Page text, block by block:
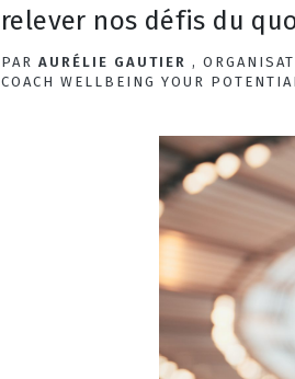
relever nos défis du
PAR AURÉLIE GAUTIER ,
COACH WELLBEING YOUR